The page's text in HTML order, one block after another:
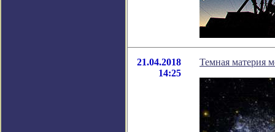
21.04.2018
14:25
Темная материя